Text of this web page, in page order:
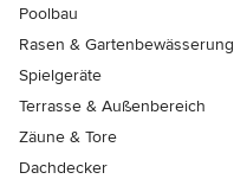
Poolbau
Rasen & Gartenbewässerung
Spielgeräte
Terrasse & Außenbereich
Zäune & Tore
Dachdecker